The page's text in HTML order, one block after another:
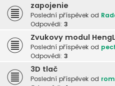
zapojenie
Poslední příspěvek od
Odpovědi: 3
Zvukovy modul
Poslední příspěvek od
Odpovědi: 3
3D tlač
Poslední příspěvek od